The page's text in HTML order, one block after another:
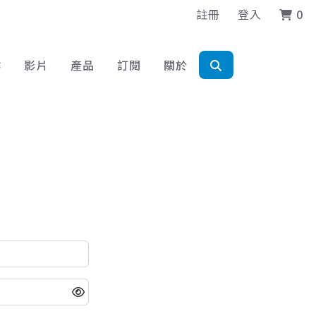
註冊 登入 0
影片 產品 訂閱 關於